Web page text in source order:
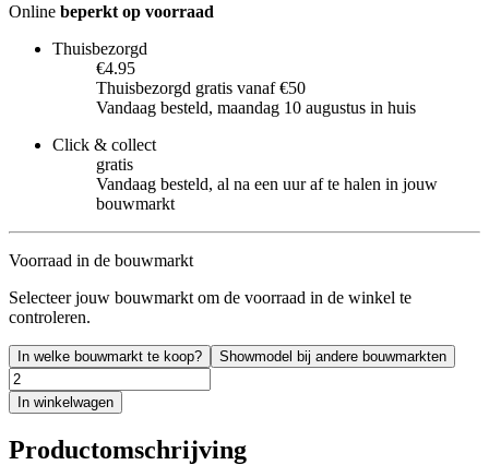
Online beperkt op voorraad
Thuisbezorgd
€4.95
Thuisbezorgd gratis vanaf €50
Vandaag besteld, maandag 10 augustus in huis
Click & collect
gratis
Vandaag besteld, al na een uur af te halen in jouw
bouwmarkt
Voorraad in de bouwmarkt
Selecteer jouw bouwmarkt om de voorraad in de winkel te
controleren.
In welke bouwmarkt te koop? Showmodel bij andere bouwmarkten
In winkelwagen
Productomschrijving